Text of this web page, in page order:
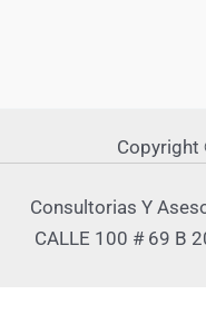
Copyright
Consultorias Y
CALLE 100 # 69 B